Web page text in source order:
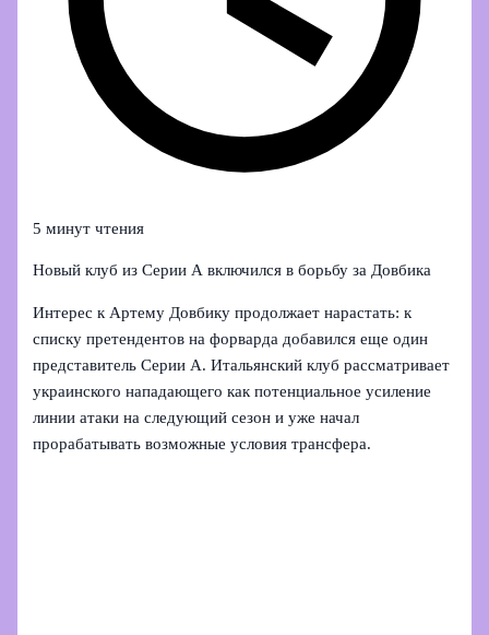
5 минут чтения
Новый клуб из Серии А включился в борьбу за Довбика
Интерес к Артему Довбику продолжает нарастать: к
списку претендентов на форварда добавился еще один
представитель Серии А. Итальянский клуб рассматривает
украинского нападающего как потенциальное усиление
линии атаки на следующий сезон и уже начал
прорабатывать возможные условия трансфера.